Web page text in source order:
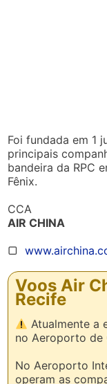
Foi fundada em 1
principais
bandeira da RPC
Fênix.
CCA
AIR CHINA
▢
Voos Air
Recife
Atualmente a
no Aeroporto de
No Aeroporto
operam as